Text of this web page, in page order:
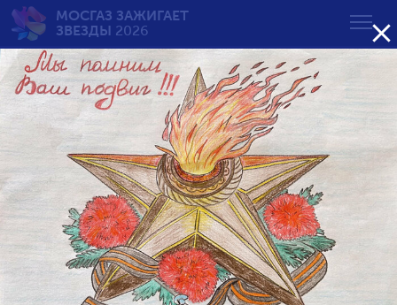
МОСГАЗ ЗАЖИГАЕТ
ЗВЕЗДЫ 2026 
Вечный огонь — вечная
память
от 7 до 10 лет
Возрастная группа:
от 7 до 10 лет
от 11 до 14 лет